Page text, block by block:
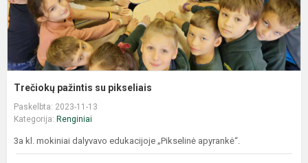
Trečiokų pažintis su pikseliais
Paskelbta: 2023-11-13
Kategorija: Renginiai
3a kl. mokiniai dalyvavo edukacijoje „Pikselinė apyrankė“.